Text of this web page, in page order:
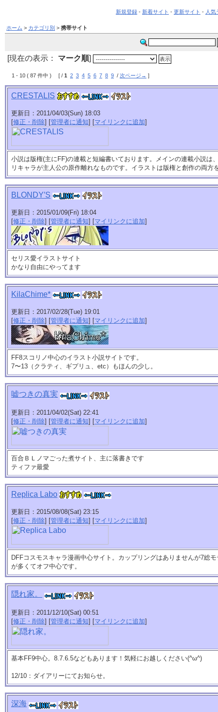
新規登録 - 新着サイト - 更新サイト - 人
ホーム > カテゴリ別 > 携帯サイト
[現在の表示： マーク順]
1 - 10 ( 87 件中 ) [ / 1 2 3 4 5 6 7 8 9 / 次ページ→ ]
CRESTALIS
更新日：2011/04/03(Sun) 18:03
[修正・削除] [管理者に通知] [マイリンクに追加]
小説は版権(主にFF)の連載と短編書いております。メインの連載小説は
リキャラが主人公の原作離れなものです。イラストは版権と創作の両
BLONDY′S
更新日：2015/01/09(Fri) 18:04
[修正・削除] [管理者に通知] [マイリンクに追加]
セリス愛イラストサイト
かなり自由にやってます
KilaChime*
更新日：2017/02/28(Tue) 19:01
[修正・削除] [管理者に通知] [マイリンクに追加]
FF8スコリノ中心のイラスト小説サイトです。
7〜13（クラティ、ギプリュ、etc）もほんの少し。
嘘つきの真実
更新日：2011/04/02(Sat) 22:41
[修正・削除] [管理者に通知] [マイリンクに追加]
百合ＢＬノマごった煮サイト、主に落書きです
ティファ最愛
Replica Labo
更新日：2015/08/08(Sat) 23:15
[修正・削除] [管理者に通知] [マイリンクに追加]
DFFコスモスキャラ漫画中心サイト。カップリングはありませんが7総
が多くてオフ中心です。
隠れ家。
更新日：2011/12/10(Sat) 00:51
[修正・削除] [管理者に通知] [マイリンクに追加]
基本FF9中心。8.7.6.5などもあります！気軽にお越しください(^ω^)
12/10：ダイアリーにてお知らせ。
深海